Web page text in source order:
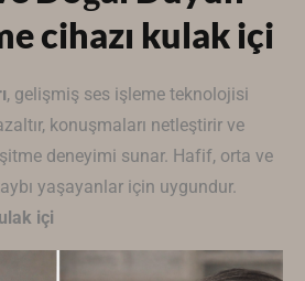
cihazı kulak içi
, gelişmiş ses işleme teknolojisi
konuşmaları netleştirir ve
deneyimi sunar. Hafif, orta ve
yaşayanlar için uygundur.
içi